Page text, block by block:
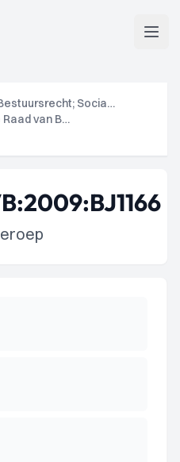
Bestuursrecht; Socialezekerheidsrecht
Centrale Raad van Beroep